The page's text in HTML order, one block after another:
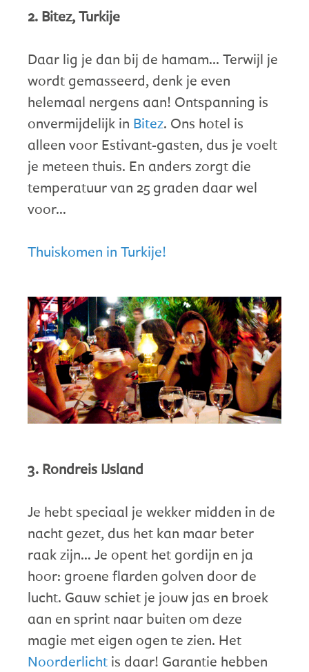
2. Bitez, Turkije
Daar lig je dan bij de hamam... Terwijl je
wordt gemasseerd, denk je even
helemaal nergens aan! Ontspanning is
onvermijdelijk in Bitez. Ons hotel is
alleen voor Estivant-gasten, dus je voelt
je meteen thuis. En anders zorgt die
temperatuur van 25 graden daar wel
voor…
Thuiskomen in Turkije!
3. Rondreis IJsland
Je hebt speciaal je wekker midden in de
nacht gezet, dus het kan maar beter
raak zijn… Je opent het gordijn en ja
hoor: groene flarden golven door de
lucht. Gauw schiet je jouw jas en broek
aan en sprint naar buiten om deze
magie met eigen ogen te zien. Het
Noorderlicht is daar! Garantie hebben